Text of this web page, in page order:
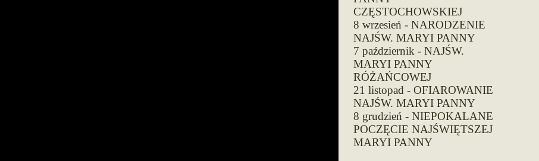
CZĘSTOCHOWSKIEJ
8 wrzesień - NARODZENIE
NAJŚW. MARYI PANNY
7 październik - NAJŚW.
MARYI PANNY
RÓŻAŃCOWEJ
21 listopad - OFIAROWANIE
NAJŚW. MARYI PANNY
8 grudzień - NIEPOKALANE
POCZĘCIE NAJŚWIĘTSZEJ
MARYI PANNY